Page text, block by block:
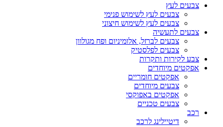
צבעים לעץ
צבעים לעץ לשימוש פנימי
צבעים לעץ לשימוש חיצוני
צבעים לתעשיה
צבעים לברזל, אלומיניום ופח מגולוון
צבעים לפלסטיק
צבע לקירות ותקרות
אפקטים מיוחדים
אפקטים חומריים
צבעים מיוחדים
אפקטים באפוקסי
צבעים טכניים
רכב
דיטיילינג לרכב